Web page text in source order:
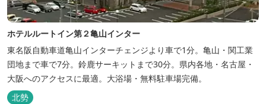
ホテルルートイン第２亀山インター
東名阪自動車道亀山インターチェンジより車で1分。亀山・関工業
団地まで車で7分。鈴鹿サーキットまで30分。県内各地・名古屋・
大阪へのアクセスに最適。大浴場・無料駐車場完備。
北勢